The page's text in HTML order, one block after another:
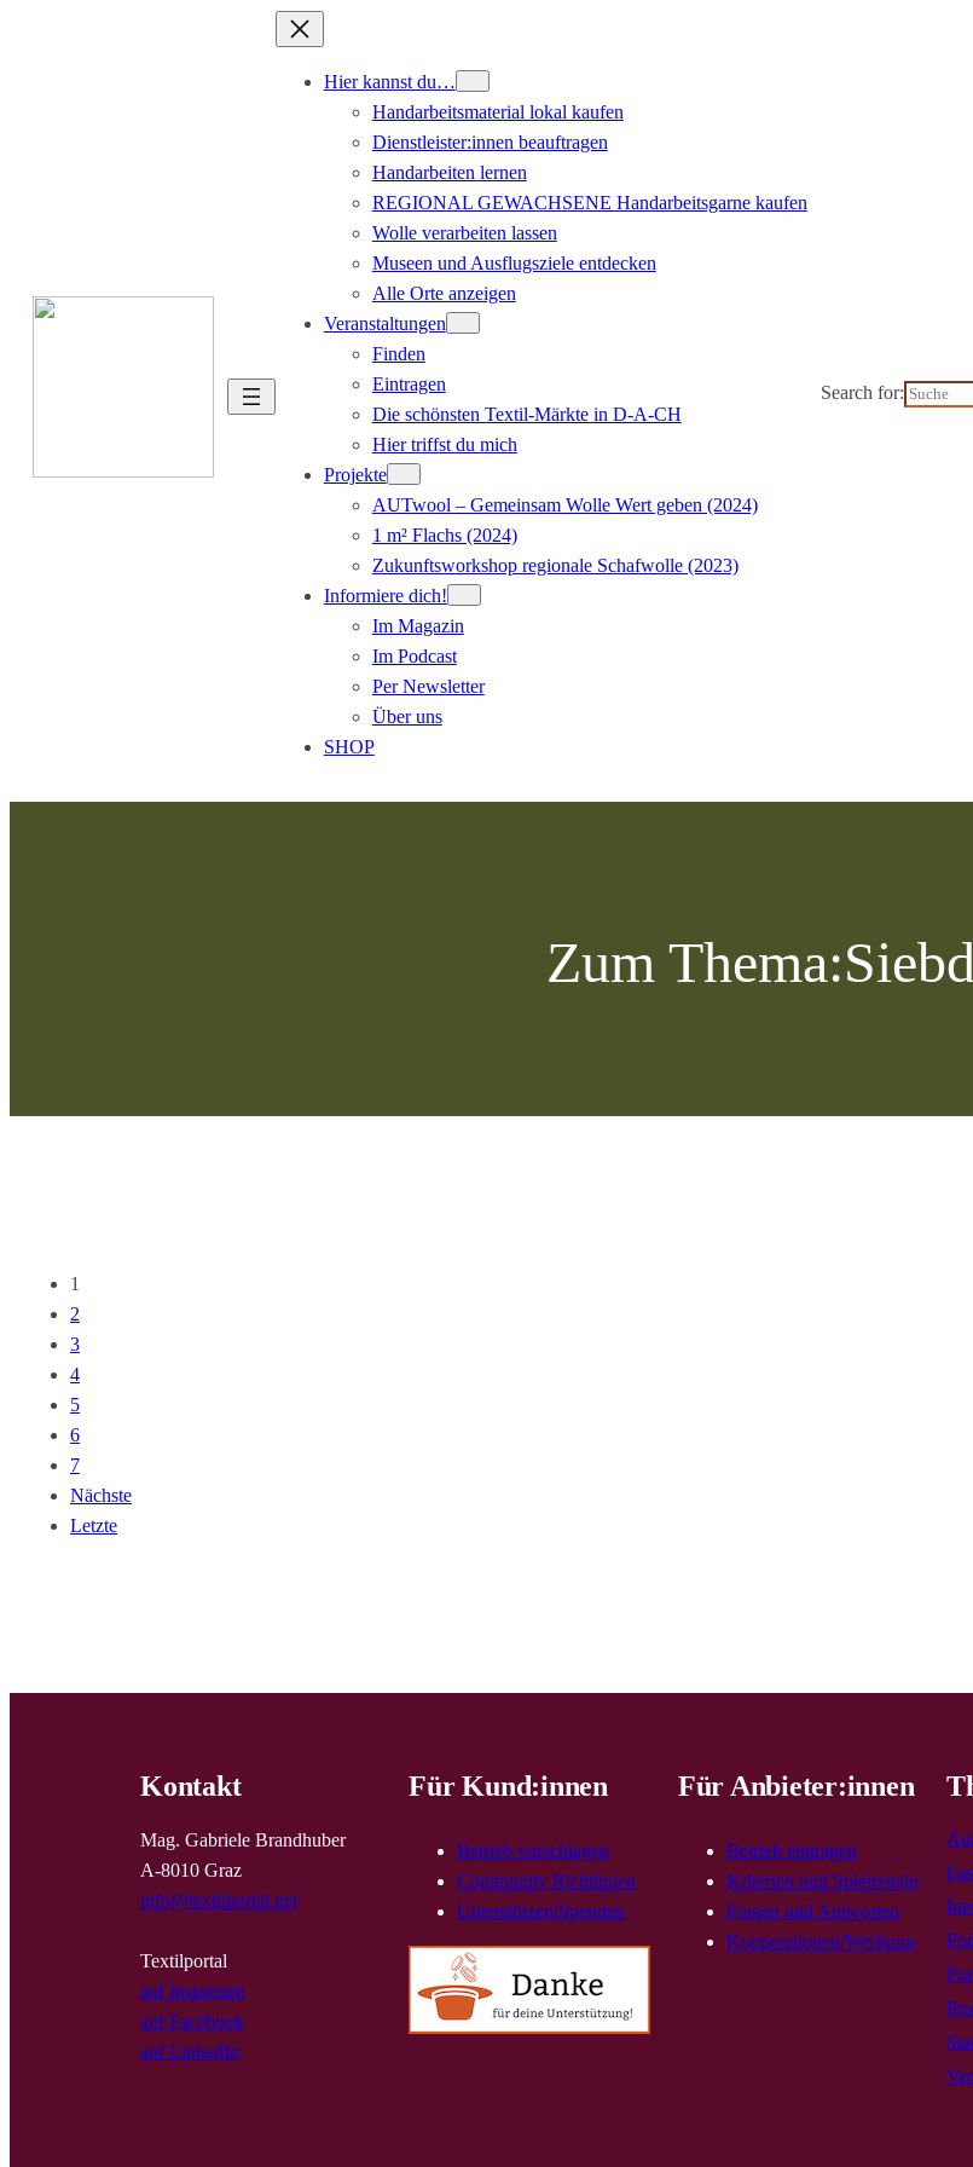
Hier kannst du…
Handarbeitsmaterial lokal kaufen
Dienstleister:innen beauftragen
Handarbeiten lernen
REGIONAL GEWACHSENE Handarbeitsgarne kaufen
Wolle verarbeiten lassen
Museen und Ausflugsziele entdecken
Alle Orte anzeigen
Veranstaltungen
Finden
Eintragen
Die schönsten Textil-Märkte in D-A-CH
Hier triffst du mich
Projekte
AUTwool – Gemeinsam Wolle Wert geben (2024)
1 m² Flachs (2024)
Zukunftsworkshop regionale Schafwolle (2023)
Informiere dich!
Im Magazin
Im Podcast
Per Newsletter
Über uns
SHOP
Search for:
Zum Thema:
1
2
3
4
5
6
7
Nächste
Letzte
Kontakt
Mag. Gabriele Brandhuber
A-8010 Graz
info@textilportal.net
Textilportal
auf Instagram
auf Facebook
auf LinkedIn
Für Kund:innen
Betrieb vorschlagen
Community Richtlinien
Unterstützen/Spenden
Für Anbieter:innen
Betrieb eintragen
Kriterien und Spielregeln
Fragen und Antworten
Kooperationen/Werbung